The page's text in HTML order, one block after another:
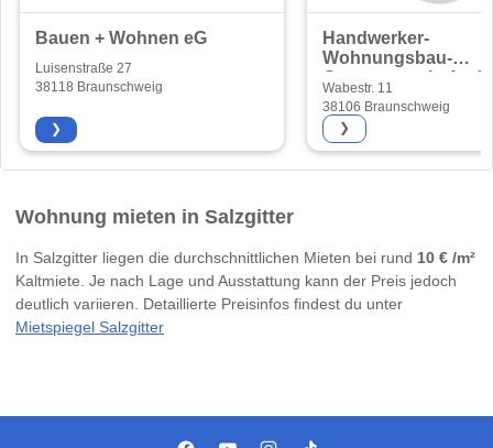
Bauen + Wohnen eG
Luisenstraße 27
38118 Braunschweig
❯
Handwerker-
Wohnungsbau-
Genossenschaft eG
Wabestr. 11
38106 Braunschweig
❯
Wohnung mieten in Salzgitter
In Salzgitter liegen die durchschnittlichen Mieten bei rund 10 € /m²
Kaltmiete. Je nach Lage und Ausstattung kann der Preis jedoch
deutlich variieren. Detaillierte Preisinfos findest du unter
Mietspiegel Salzgitter